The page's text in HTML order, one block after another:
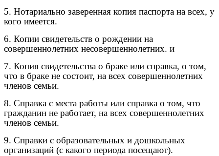
5. Нотариально заверенная копия паспорта на всех, у
кого имеется.
6. Копии свидетельств о рождении на
совершеннолетних несовершеннолетних. и
7. Копия свидетельства о браке или справка, о том,
что в браке не состоит, на всех совершеннолетних
членов семьи.
8. Справка с места работы или справка о том, что
гражданин не работает, на всех совершеннолетних
членов семьи.
9. Справки с образовательных и дошкольных
организаций (с какого периода посещают).